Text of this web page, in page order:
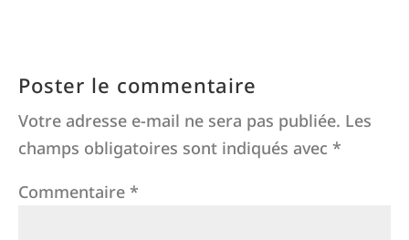
Poster le commentaire
Votre adresse e-mail ne sera pas publiée. Les
champs obligatoires sont indiqués avec *
Commentaire *